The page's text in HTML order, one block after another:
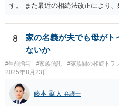
す。 また最近の相続法改正により
で、その制度を活用する方法も考
視野に入れておられる場合は、お
弁護士にご相談なさるとよいでしょ
8
家の名義が夫でも母がト
ないか
#生前贈与 #家族信託 #家族間の相続トラ
2025年8月23日
藤本 顯人 弁護士